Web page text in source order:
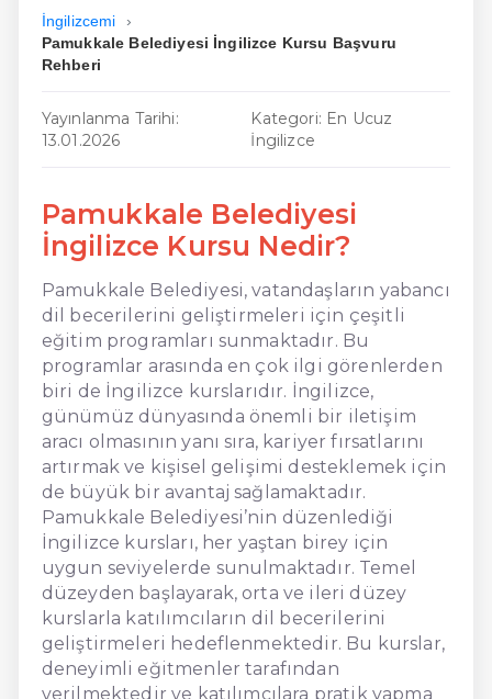
İngilizcemi
Pamukkale Belediyesi İngilizce Kursu Başvuru
Rehberi
Yayınlanma Tarihi:
13.01.2026
Kategori: En Ucuz
İngilizce
Pamukkale Belediyesi
İngilizce Kursu Nedir?
Pamukkale Belediyesi, vatandaşların yabancı
dil becerilerini geliştirmeleri için çeşitli
eğitim programları sunmaktadır. Bu
programlar arasında en çok ilgi görenlerden
biri de İngilizce kurslarıdır. İngilizce,
günümüz dünyasında önemli bir iletişim
aracı olmasının yanı sıra, kariyer fırsatlarını
artırmak ve kişisel gelişimi desteklemek için
de büyük bir avantaj sağlamaktadır.
Pamukkale Belediyesi’nin düzenlediği
İngilizce kursları, her yaştan birey için
uygun seviyelerde sunulmaktadır. Temel
düzeyden başlayarak, orta ve ileri düzey
kurslarla katılımcıların dil becerilerini
geliştirmeleri hedeflenmektedir. Bu kurslar,
deneyimli eğitmenler tarafından
verilmektedir ve katılımcılara pratik yapma